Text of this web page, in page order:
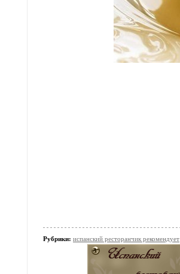
Рубрики: испанский ресторанчик рекомендует